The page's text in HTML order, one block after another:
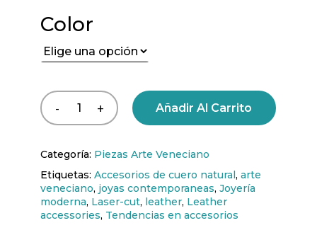
Color
Añadir Al Carrito
Categoría: Piezas Arte Veneciano
Etiquetas: Accesorios de cuero natural, arte
veneciano, joyas contemporaneas, Joyería
moderna, Laser-cut, leather, Leather
accessories, Tendencias en accesorios